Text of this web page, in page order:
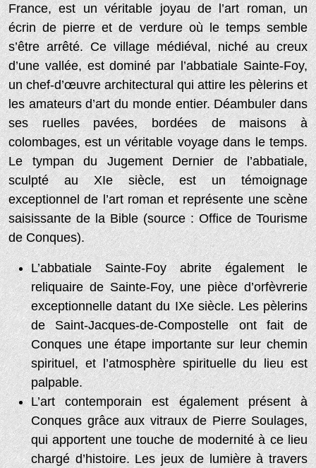
France, est un véritable joyau de l’art roman, un
écrin de pierre et de verdure où le temps semble
s’être arrêté. Ce village médiéval, niché au creux
d’une vallée, est dominé par l’abbatiale Sainte-Foy,
un chef-d’œuvre architectural qui attire les pèlerins et
les amateurs d’art du monde entier. Déambuler dans
ses ruelles pavées, bordées de maisons à
colombages, est un véritable voyage dans le temps.
Le tympan du Jugement Dernier de l’abbatiale,
sculpté au XIe siècle, est un témoignage
exceptionnel de l’art roman et représente une scène
saisissante de la Bible (source : Office de Tourisme
de Conques).
L’abbatiale Sainte-Foy abrite également le
reliquaire de Sainte-Foy, une pièce d’orfèvrerie
exceptionnelle datant du IXe siècle. Les pèlerins
de Saint-Jacques-de-Compostelle ont fait de
Conques une étape importante sur leur chemin
spirituel, et l’atmosphère spirituelle du lieu est
palpable.
L’art contemporain est également présent à
Conques grâce aux vitraux de Pierre Soulages,
qui apportent une touche de modernité à ce lieu
chargé d’histoire. Les jeux de lumière à travers